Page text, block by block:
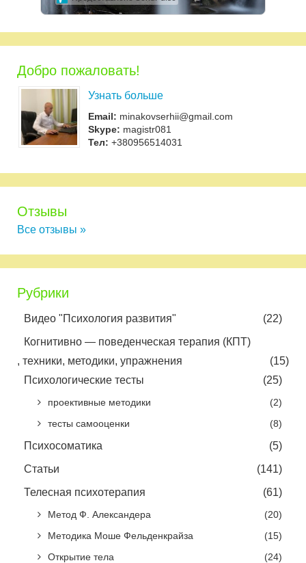
Добро пожаловать!
Узнать больше
Email: minakovserhii@gmail.com
Skype: magistr081
Тел: +380956514031
Отзывы
Все отзывы »
Рубрики
Видео "Психология развития"
(22)
Когнитивно — поведенческая терапия (КПТ)
, техники, методики, упражнения
(15)
Психологические тесты
(25)
проективные методики
(2)
тесты самооценки
(8)
Психосоматика
(5)
Статьи
(141)
Телесная психотерапия
(61)
Метод Ф. Александера
(20)
Методика Моше Фельденкрайза
(15)
Открытие тела
(24)